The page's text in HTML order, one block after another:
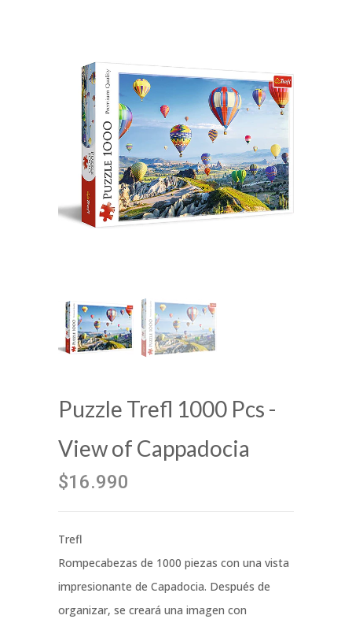
Puzzle Trefl 1000 Pcs -
View of Cappadocia
$16.990
Trefl
Rompecabezas de 1000 piezas con una vista
impresionante de Capadocia. Después de
organizar, se creará una imagen con